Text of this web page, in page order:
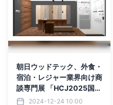
朝日ウッドテック、外食・
宿泊・レジャー業界向け商
談専門展 「HCJ2025国際
ホテル・レストランショ
2024-12-24 10:00